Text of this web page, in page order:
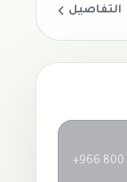
التفاصيل
+966 800